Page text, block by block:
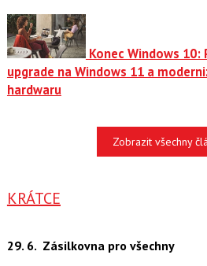
Konec Windows
upgrade na Windows 11 a
hardwaru
Zobrazit všechny
KRÁTCE
29. 6. Zásilkovna pro všechny